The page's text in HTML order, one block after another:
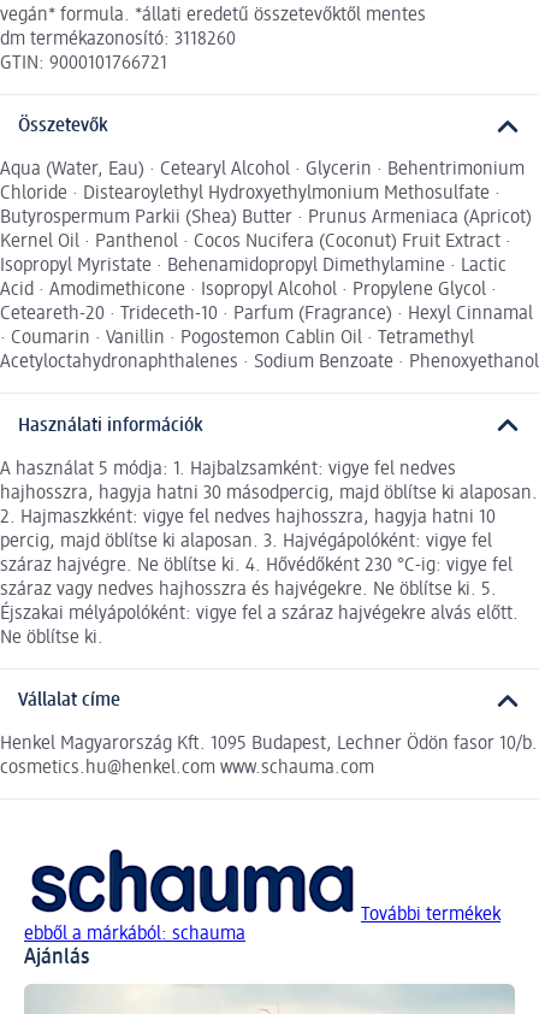
vegán* formula. *állati eredetű összetevőktől mentes
dm termékazonosító: 3118260
GTIN: 9000101766721
Összetevők
Aqua (Water, Eau) · Cetearyl Alcohol · Glycerin · Behentrimonium
Chloride · Distearoylethyl Hydroxyethylmonium Methosulfate ·
Butyrospermum Parkii (Shea) Butter · Prunus Armeniaca (Apricot)
Kernel Oil · Panthenol · Cocos Nucifera (Coconut) Fruit Extract ·
Isopropyl Myristate · Behenamidopropyl Dimethylamine · Lactic
Acid · Amodimethicone · Isopropyl Alcohol · Propylene Glycol ·
Ceteareth-20 · Trideceth-10 · Parfum (Fragrance) · Hexyl Cinnamal
· Coumarin · Vanillin · Pogostemon Cablin Oil · Tetramethyl
Acetyloctahydronaphthalenes · Sodium Benzoate · Phenoxyethanol
Használati információk
A használat 5 módja: 1. Hajbalzsamként: vigye fel nedves
hajhosszra, hagyja hatni 30 másodpercig, majd öblítse ki alaposan.
2. Hajmaszkként: vigye fel nedves hajhosszra, hagyja hatni 10
percig, majd öblítse ki alaposan. 3. Hajvégápolóként: vigye fel
száraz hajvégre. Ne öblítse ki. 4. Hővédőként 230 °C-ig: vigye fel
száraz vagy nedves hajhosszra és hajvégekre. Ne öblítse ki. 5.
Éjszakai mélyápolóként: vigye fel a száraz hajvégekre alvás előtt.
Ne öblítse ki.
Vállalat címe
Henkel Magyarország Kft. 1095 Budapest, Lechner Ödön fasor 10/b.
cosmetics.hu@henkel.com www.schauma.com
További termékek
ebből a márkából: schauma
Ajánlás